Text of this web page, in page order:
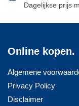
Dagelijkse prijs
Online kopen.
Algemene
Privacy Policy
Disclaimer